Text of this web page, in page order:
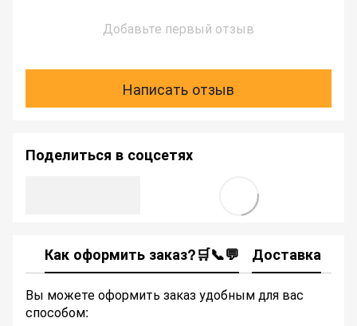
Добавьте первый отзыв
Написать отзыв
Поделиться в соцсетях
Как оформить заказ?🛒📞💬 Доставка
Вы можете оформить заказ удобным для вас
способом: